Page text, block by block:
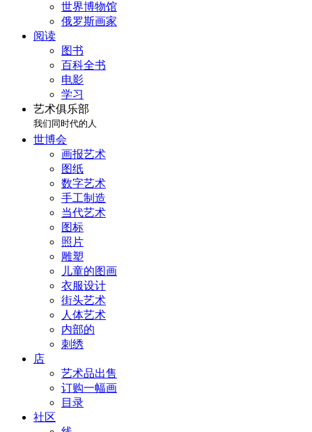
世界博物馆
俄罗斯画家
阅读
图书
百科全书
电影
学习
艺术俱乐部
我们同时代的人
世博会
画报艺术
图纸
数字艺术
手工制造
当代艺术
图标
照片
雕塑
儿童的图画
衣服设计
街头艺术
人体艺术
内部的
刺绣
店
艺术品出售
订购一幅画
目录
社区